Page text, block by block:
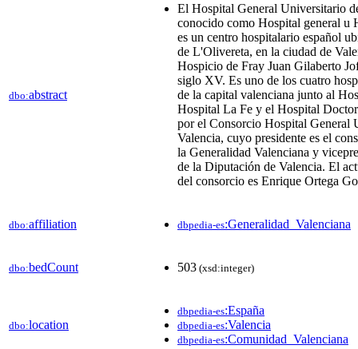
dbo:abstract
El Hospital General Universitario
conocido como Hospital general u
es un centro hospitalario español
de L'Olivereta, en la ciudad de
Hospicio de Fray Juan Gilaberto
siglo XV. Es uno de los cuatro
de la capital valenciana junto al
Hospital La Fe y el Hospital
por el Consorcio Hospital General
Valencia, cuyo presidente es el
la Generalidad Valenciana y
de la Diputación de Valencia. El
del consorcio es Enrique Ortega
dbo:affiliation dbpedia-es:Generalidad_Valenciana
dbo:bedCount 503 (xsd:integer)
dbo:location
dbpedia-es:España
dbpedia-es:Valencia
dbpedia-es:Comunidad_Valenciana